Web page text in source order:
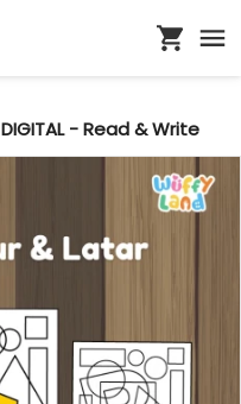
DIGITAL - Read & Write